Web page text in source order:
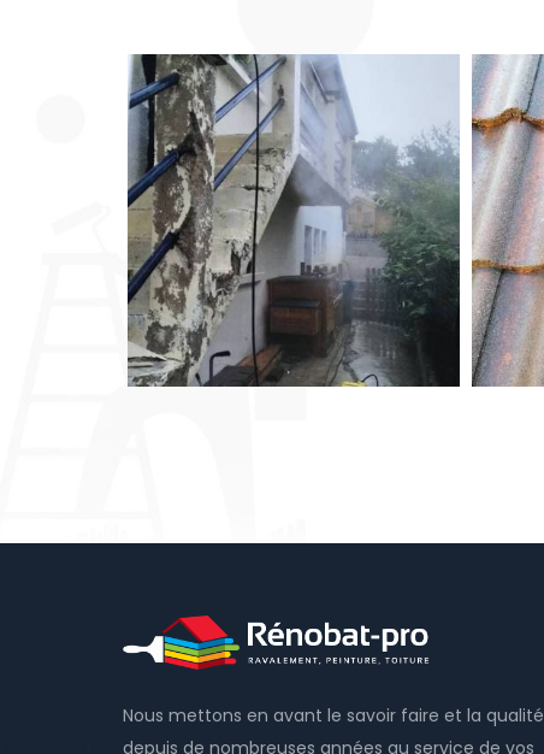
Nous mettons en avant le savoir faire et la qualité
depuis de nombreuses années au service de vos